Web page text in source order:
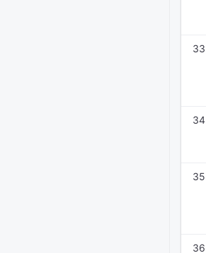
33
34
35
36